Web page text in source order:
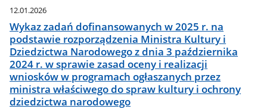
12.01.2026
Wykaz zadań dofinansowanych w 2025 r. na
podstawie rozporządzenia Ministra Kultury i
Dziedzictwa Narodowego z dnia 3 października
2024 r. w sprawie zasad oceny i realizacji
wniosków w programach ogłaszanych przez
ministra właściwego do spraw kultury i ochrony
dziedzictwa narodowego